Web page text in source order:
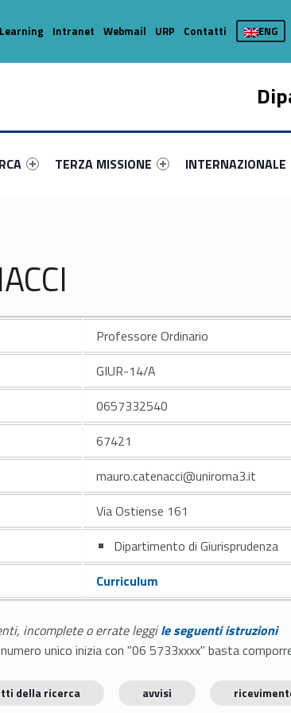
primary-60013-16
#link-menu-primary-54784-37
Link identifier #link-menu-primary-96407-45
TERZA MISSIONE
Link identifier #link-
INTERNAZIONALE
Intranet Webmail URP Contatti ENG
Professore Ordinario
GIUR-14/A
0657332540
67421
mauro.catenacci@uniroma3.it
Via Ostiense 161
Dipartimento di Giurisprudenza
Curriculum
incomplete o errate leggile seguenti istruzioni
unico inizia con "06 5733xxxx" basta
della ricerca avvisi